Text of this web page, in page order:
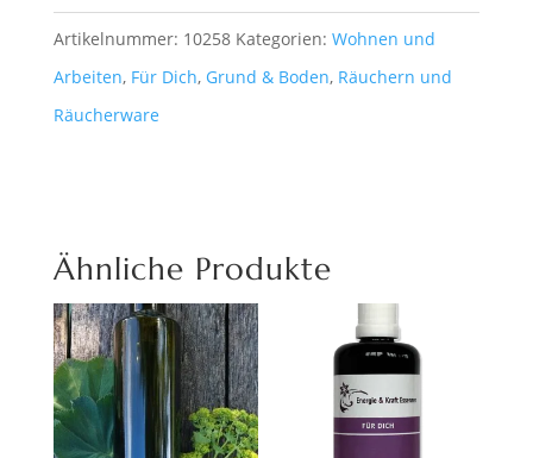
Haus,
Firma,
Grundstück
Artikelnummer: 10258 Kategorien: Wohnen und
Arbeiten, Für Dich, Grund & Boden, Räuchern und
Räucherware
Ähnliche Produkte